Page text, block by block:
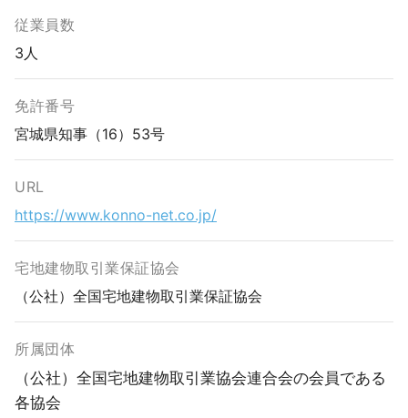
従業員数
3人
免許番号
宮城県知事（16）53号
URL
https://www.konno-net.co.jp/
宅地建物取引業保証協会
（公社）全国宅地建物取引業保証協会
所属団体
（公社）全国宅地建物取引業協会連合会の会員である
各協会